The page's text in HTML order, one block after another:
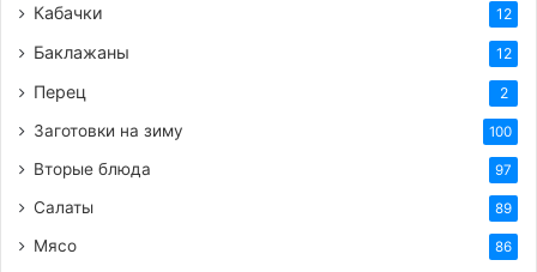
Кабачки 12
Баклажаны 12
Перец 2
Заготовки на зиму 100
Вторые блюда 97
Салаты 89
Мясо 86